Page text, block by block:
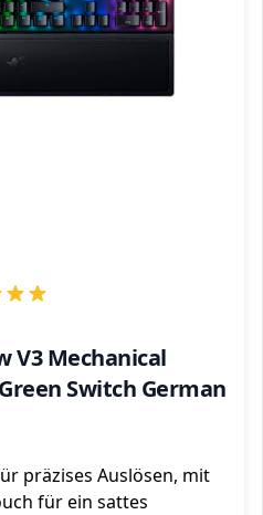
V3 Mechanical
Switch German
präzises Auslösen, mit
für ein sattes